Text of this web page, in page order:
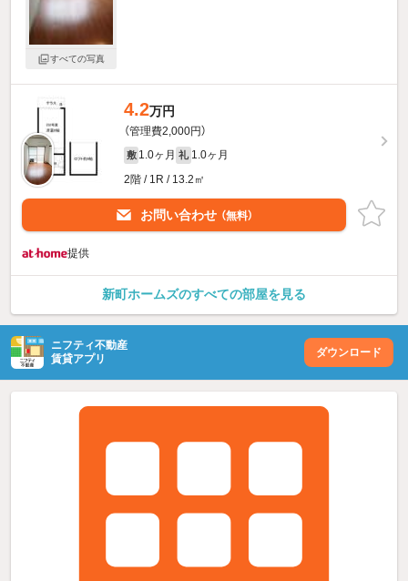
すべての写真
4.2万円
（管理費2,000円）
敷 1.0ヶ月 礼 1.0ヶ月
2階 / 1R / 13.2㎡
お問い合わせ （無料）
提供
新町ホームズのすべての部屋を見る
ニフティ不動産
賃貸アプリ
ダウンロード